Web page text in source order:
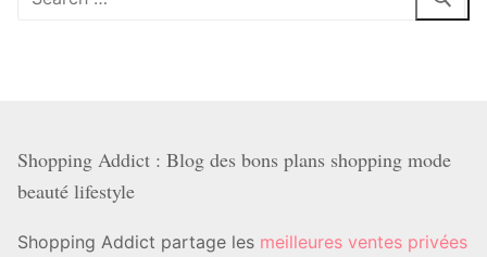
Shopping Addict : Blog des bons plans shopping mode
beauté lifestyle
Shopping Addict partage les meilleures ventes privées